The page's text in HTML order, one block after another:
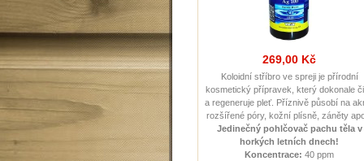
269,00 Kč
Koloidní stříbro ve spreji je přírodní
kosmetický přípravek, který dokonale
a regeneruje pleť. Příznivě působí na
rozšířené póry, kožní plísně, záněty
Jedinečný pohlčovač pachu těla v
horkých letních dnech !
Koncentrace: 40 ppm